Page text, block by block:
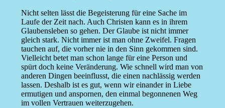
Nicht selten lässt die Begeisterung für eine Sache im
Laufe der Zeit nach. Auch Christen kann es in ihrem
Glaubensleben so gehen. Der Glaube ist nicht immer
gleich stark. Nicht immer ist man ohne Zweifel. Fragen
tauchen auf, die vorher nie in den Sinn gekommen sind.
Vielleicht betet man schon lange für eine Person und
spürt doch keine Veränderung. Wie schnell wird man von
anderen Dingen beeinflusst, die einen nachlässig werden
lassen. Deshalb ist es gut, wenn wir einander in Liebe
ermutigen und anspornen, den einmal begonnenen Weg
im vollen Vertrauen weiterzugehen.